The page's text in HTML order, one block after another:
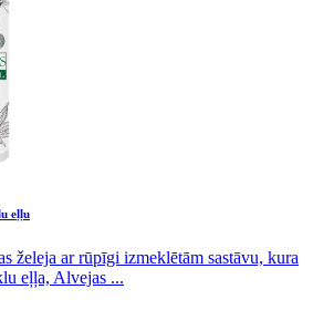
eļļu
želeja ar rūpīgi izmeklētām sastāvu, kura
eļļa, Alvejas ...